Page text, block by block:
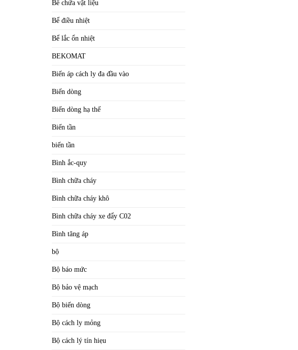
Bể chứa vật liệu
Bể điều nhiệt
Bể lắc ổn nhiệt
BEKOMAT
Biến áp cách ly đa đầu vào
Biến dòng
Biến dòng hạ thế
Biến tần
biến tần
Bình ắc-quy
Bình chữa cháy
Bình chữa cháy khô
Bình chữa cháy xe đẩy C02
Bình tăng áp
bộ
Bộ báo mức
Bộ bảo vệ mạch
Bộ biến dòng
Bộ cách ly mỏng
Bộ cách lý tín hiẹu